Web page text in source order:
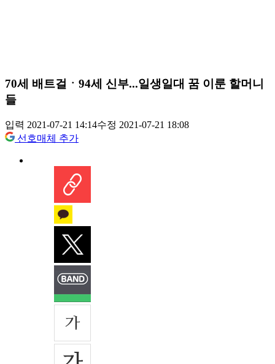
70세 배트걸ㆍ94세 신부...일생일대 꿈 이룬 할머니
들
입력 2021-07-21 14:14수정 2021-07-21 18:08
선호매체 추가